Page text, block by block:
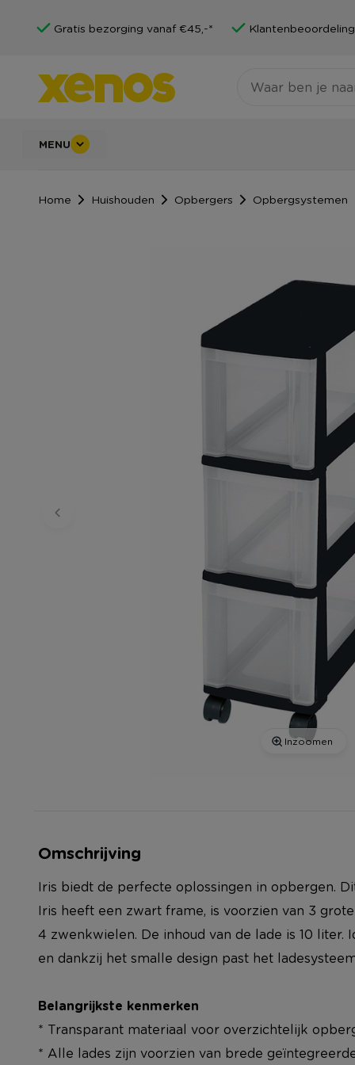
Gratis bezorging vanaf €45,-*
MENU
Home Huishouden Opbergers Opbergsystemen
Inzoomen
Omschrijving
Iris biedt de perfecte oplossingen in opbergen.
Iris heeft een zwart frame, is voorzien van 3
4 zwenkwielen. De inhoud van de lade is 10 liter.
en dankzij het smalle design past het
Belangrijkste kenmerken
* Transparant materiaal voor overzichtelijk
* Alle lades zijn voorzien van brede